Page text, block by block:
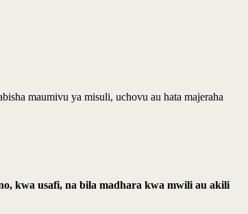
maumivu ya misuli, uchovu au hata majeraha
kwa usafi, na bila madhara kwa mwili au akili